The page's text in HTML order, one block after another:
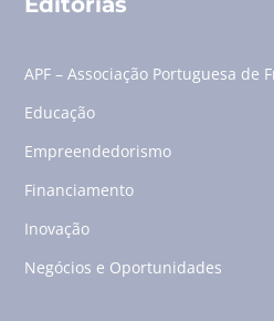
APF – Associação Portuguesa de
Educação
Empreendedorismo
Financiamento
Inovação
Negócios e Oportunidades